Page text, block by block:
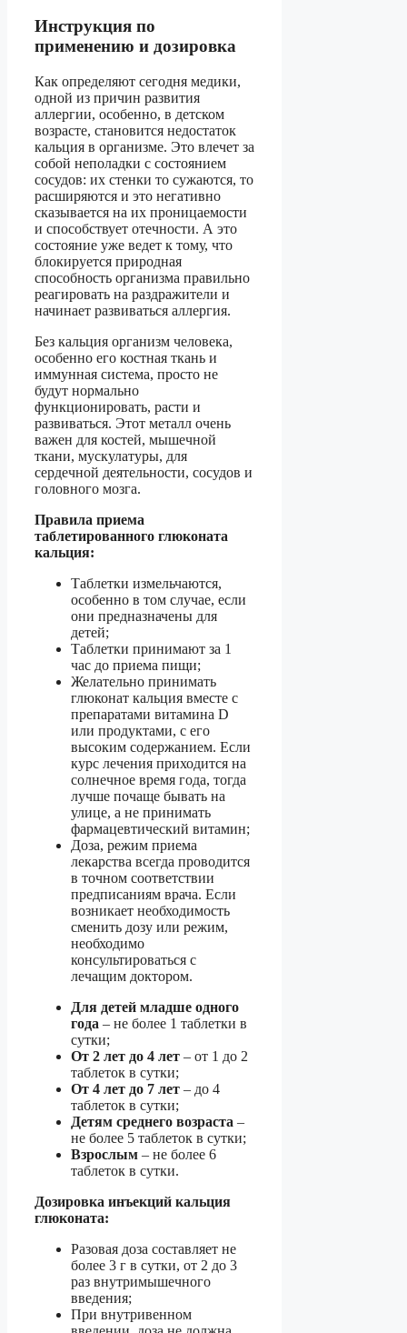
Инструкция по
применению и дозировка
Как определяют сегодня медики,
одной из причин развития
аллергии, особенно, в детском
возрасте, становится недостаток
кальция в организме. Это влечет за
собой неполадки с состоянием
сосудов: их стенки то сужаются, то
расширяются и это негативно
сказывается на их проницаемости
и способствует отечности. А это
состояние уже ведет к тому, что
блокируется природная
способность организма правильно
реагировать на раздражители и
начинает развиваться аллергия.
Без кальция организм человека,
особенно его костная ткань и
иммунная система, просто не
будут нормально
функционировать, расти и
развиваться. Этот металл очень
важен для костей, мышечной
ткани, мускулатуры, для
сердечной деятельности, сосудов и
головного мозга.
Правила приема
таблетированного глюконата
кальция:
Таблетки измельчаются,
особенно в том случае, если
они предназначены для
детей;
Таблетки принимают за 1
час до приема пищи;
Желательно принимать
глюконат кальция вместе с
препаратами витамина D
или продуктами, с его
высоким содержанием. Если
курс лечения приходится на
солнечное время года, тогда
лучше почаще бывать на
улице, а не принимать
фармацевтический витамин;
Доза, режим приема
лекарства всегда проводится
в точном соответствии
предписаниям врача. Если
возникает необходимость
сменить дозу или режим,
необходимо
консультироваться с
лечащим доктором.
Для детей младше одного
года – не более 1 таблетки в
сутки;
От 2 лет до 4 лет – от 1 до 2
таблеток в сутки;
От 4 лет до 7 лет – до 4
таблеток в сутки;
Детям среднего возраста –
не более 5 таблеток в сутки;
Взрослым – не более 6
таблеток в сутки.
Дозировка инъекций кальция
глюконата:
Разовая доза составляет не
более 3 г в сутки, от 2 до 3
раз внутримышечного
введения;
При внутривенном